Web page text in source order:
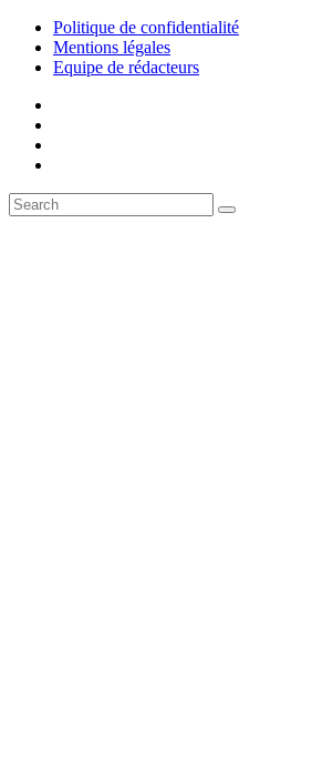
Politique de confidentialité
Mentions légales
Equipe de rédacteurs